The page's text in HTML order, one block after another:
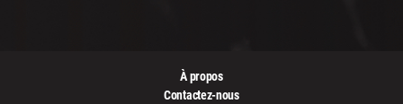
À propos
Contactez-nous